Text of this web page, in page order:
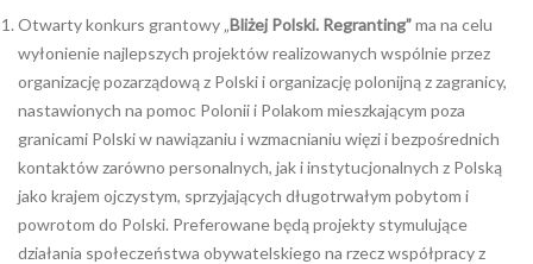
Otwarty konkurs grantowy „Bliżej Polski. Regranting”ma na celu
wyłonienie najlepszych projektów realizowanych wspólnie przez
organizację pozarządową z Polski i organizację polonijną z zagranicy,
nastawionych na pomoc Polonii i Polakom mieszkającym poza
granicami Polski w nawiązaniu i wzmacnianiu więzi i bezpośrednich
kontaktów zarówno personalnych, jak i instytucjonalnych z Polską
jako krajem ojczystym, sprzyjających długotrwałym pobytom i
powrotom do Polski. Preferowane będą projekty stymulujące
działania społeczeństwa obywatelskiego na rzecz współpracy z